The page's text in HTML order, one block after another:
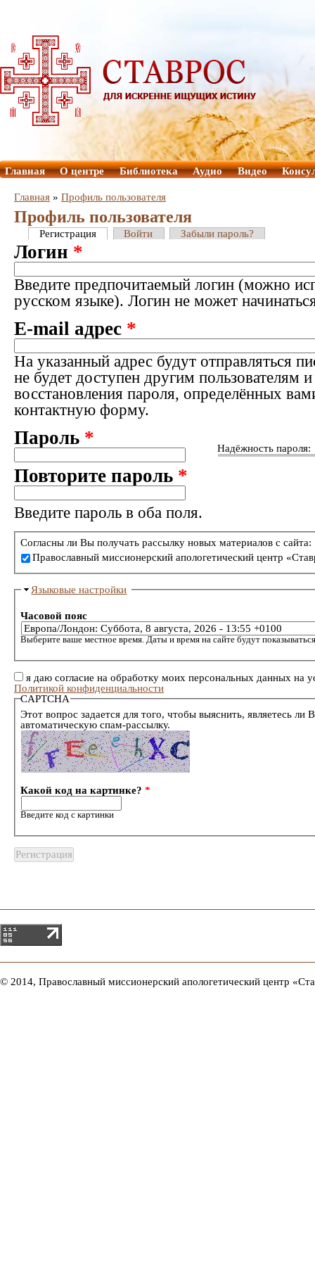
Главная О центре Библиотека Аудио Видео
Главная » Профиль пользователя
Профиль пользователя
Регистрация Войти Забыли пароль?
Логин *
Введите предпочитаемый логин (можно
русском языке). Логин не может
E-mail адрес *
На указанный адрес будут отправляться
не будет доступен другим пользователям
восстановления пароля, определённых
контактную форму.
Надёжность пароля:
Пароль *
Повторите пароль *
Введите пароль в оба поля.
Согласны ли Вы получать рассылку новых материалов с сайта:
Православный миссионерский апологетический центр
Языковые настройки
Часовой пояс
Выберите ваше местное время. Даты и время на сайте будут
я даю согласие на обработку моих персональных данных на
Политикой конфиденциальности
CAPTCHA
Этот вопрос задается для того, чтобы выяснить, являетесь ли
автоматическую спам-рассылку.
Какой код на картинке?*
Введите код с картинки
© 2014, Православный миссионерский апологетический центр